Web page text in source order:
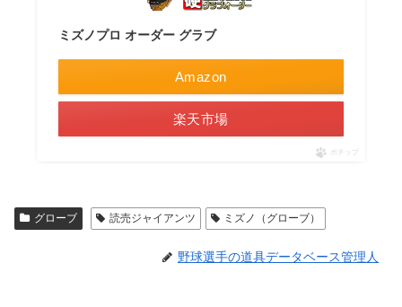
ミズノプロ オーダー グラブ
Amazon
楽天市場
ポチップ
グローブ 読売ジャイアンツ ミズノ（グローブ）
野球選手の道具データベース管理人